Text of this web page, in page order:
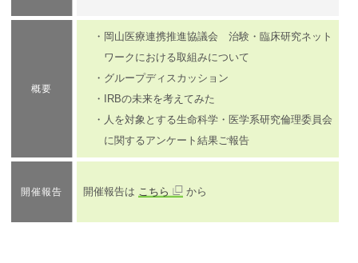
概要
・岡山医療連携推進協議会 治験・臨床研究ネット
ワークにおける取組みについて
・グループディスカッション
・IRBの未来を考えてみた
・人を対象とする生命科学・医学系研究倫理委員会
に関するアンケート結果ご報告
開催報告 開催報告は こちら から